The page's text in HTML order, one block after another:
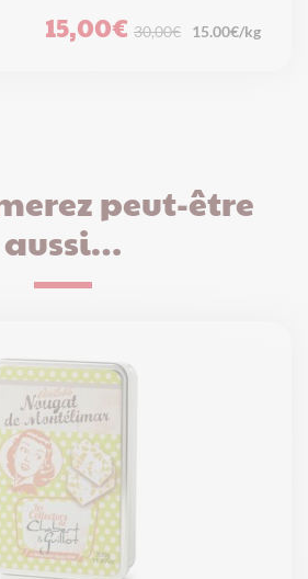
30,00€Le
15,00€ Le15.00€/kg
peut-être
aussi…